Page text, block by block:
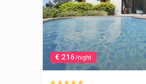
€ 216/night